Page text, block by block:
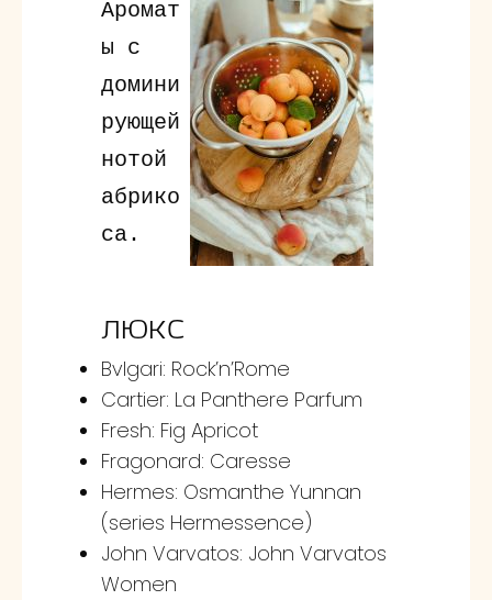
Аромат
ы с
домини
рующей
нотой
абрико
са.
ЛЮКС
Bvlgari: Rock’n’Rome
Cartier: La Panthere Parfum
Fresh: Fig Apricot
Fragonard: Caresse
Hermes: Osmanthe Yunnan
(series Hermessence)
John Varvatos: John Varvatos
Women